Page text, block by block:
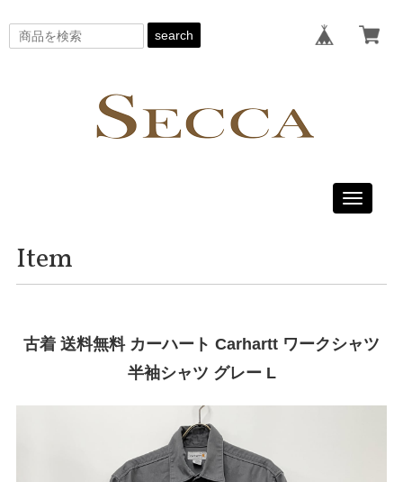
search
Toggle
Item
古着 送料無料 カーハート Carhartt ワークシャツ
半袖シャツ グレー L